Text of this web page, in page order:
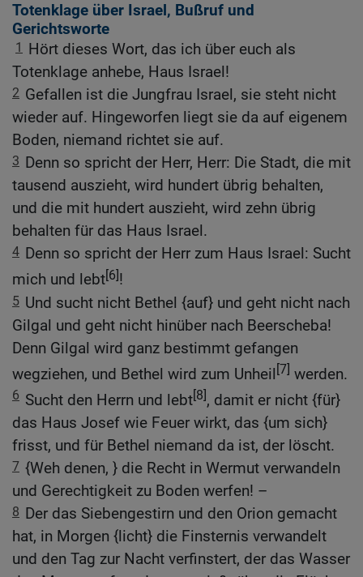
Totenklage über Israel, Bußruf und
Gerichtsworte
1
Hört dieses Wort, das ich über euch als
Totenklage anhebe, Haus Israel!
2 Gefallen ist die Jungfrau Israel, sie steht nicht
wieder auf. Hingeworfen liegt sie da auf eigenem
Boden, niemand richtet sie auf.
3 Denn so spricht der Herr, Herr: Die Stadt, die mit
tausend auszieht, wird hundert übrig behalten,
und die mit hundert auszieht, wird zehn übrig
behalten für das Haus Israel.
4 Denn so spricht der Herr zum Haus Israel: Sucht
mich und lebt[6]!
5 Und sucht nicht Bethel {auf} und geht nicht nach
Gilgal und geht nicht hinüber nach Beerscheba!
Denn Gilgal wird ganz bestimmt gefangen
wegziehen, und Bethel wird zum Unheil [7] werden.
6 Sucht den Herrn und lebt[8], damit er nicht {für}
das Haus Josef wie Feuer wirkt, das {um sich}
frisst, und für Bethel niemand da ist, der löscht.
7 {Weh denen, } die Recht in Wermut verwandeln
und Gerechtigkeit zu Boden werfen! –
8 Der das Siebengestirn und den Orion gemacht
hat, in Morgen {licht} die Finsternis verwandelt
und den Tag zur Nacht verfinstert, der das Wasser